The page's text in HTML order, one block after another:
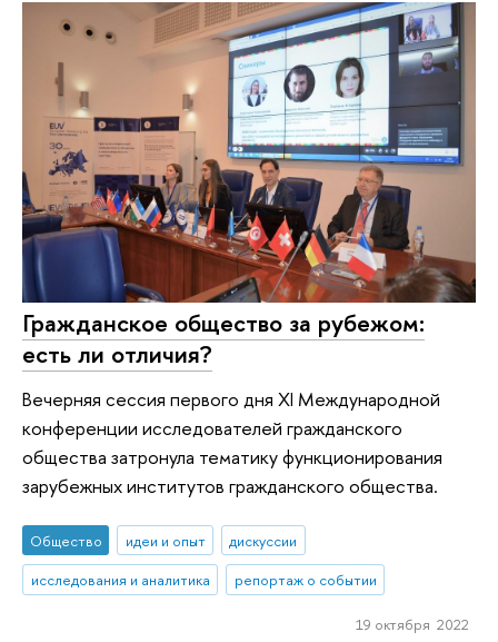
Гражданское общество за рубежом:
есть ли отличия?
Вечерняя сессия первого дня ХI Международной
конференции исследователей гражданского
общества затронула тематику функционирования
зарубежных институтов гражданского общества.
Общество идеи и опыт
дискуссии
исследования и аналитика
репортаж о событии
19 октября 2022